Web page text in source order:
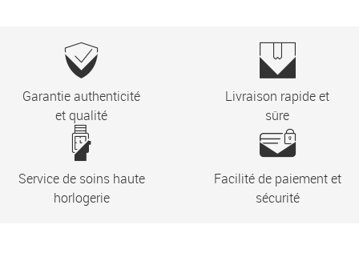
Garantie authenticité
et qualité
Livraison rapide et
sûre
Service de soins haute
horlogerie
Facilité de paiement et
sécurité